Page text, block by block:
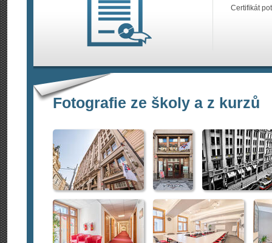
Certifikát
Fotografie ze školy a z kurzů